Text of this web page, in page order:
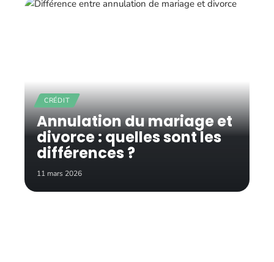
CRÉDIT
Annulation du mariage et
divorce : quelles sont les
différences ?
11 mars 2026